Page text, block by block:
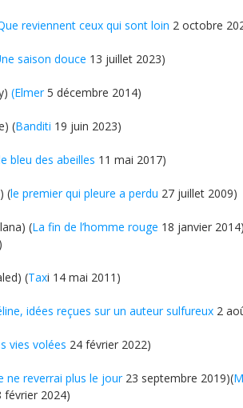
reviennent ceux qui sont loin 2 octobre
saison douce 13 juillet 2023)
(Elmer5 décembre 2014)
(Banditi 19 juin 2023)
bleu des abeilles 11 mai 2017)
(le premier qui pleure a perdu 27 juillet 2009)
(La fin de l’homme rouge 18 janvier
(Taxi 14 mai 2011)
idées reçues sur un auteur sulfureux 2
vies volées 24 février 2022)
ne reverrai plus le jour23 septembre 2019)(
février 2024)